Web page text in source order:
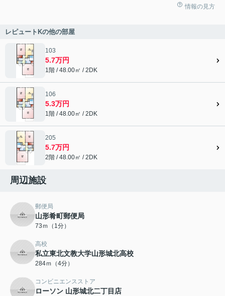
情報の見方
レピュートKの他の部屋
103
5.7万円
1階 / 48.00㎡ / 2DK
106
5.3万円
1階 / 48.00㎡ / 2DK
205
5.7万円
2階 / 48.00㎡ / 2DK
周辺施設
郵便局
山形肴町郵便局
73ｍ（1分）
高校
私立東北文教大学山形城北高校
284ｍ（4分）
コンビニエンスストア
ローソン 山形城北二丁目店